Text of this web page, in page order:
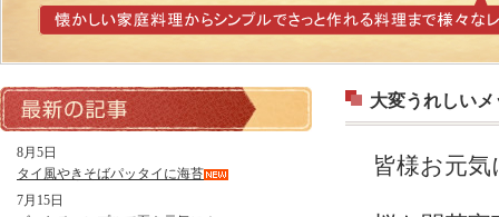
大変うれしい
皆様お元
8月5日
タイ風やきそばパッタイに海苔
7月15日